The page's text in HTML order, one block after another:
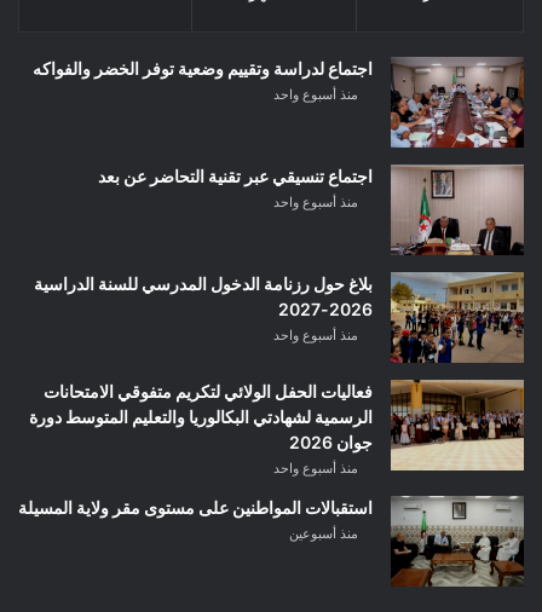
اجتماع لدراسة وتقييم وضعية توفر الخضر والفواكه
منذ أسبوع واحد
اجتماع تنسيقي عبر تقنية التحاضر عن بعد
منذ أسبوع واحد
بلاغ حول رزنامة الدخول المدرسي للسنة الدراسية
2026-2027
منذ أسبوع واحد
فعاليات الحفل الولائي لتكريم متفوقي الامتحانات
الرسمية لشهادتي البكالوريا والتعليم المتوسط دورة
جوان 2026
منذ أسبوع واحد
استقبالات المواطنين على مستوى مقر ولاية المسيلة
منذ أسبوعين